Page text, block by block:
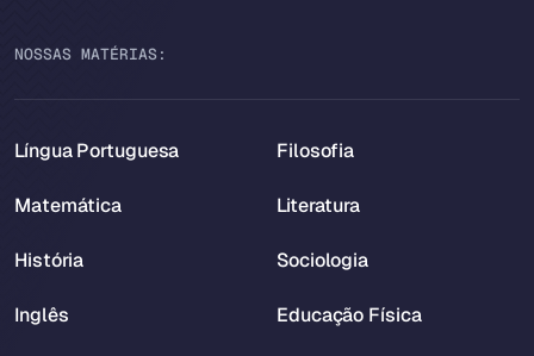
NOSSAS MATÉRIAS:
Língua Portuguesa
Matemática
História
Inglês
Filosofia
Literatura
Sociologia
Educação Física